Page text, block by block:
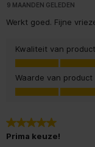
9 MAANDEN GELEDEN
Werkt goed. Fijne
Kwaliteit van product
Kwaliteit van
Waarde van product
Waarde van
5 van 5 sterren.
Prima keuze!